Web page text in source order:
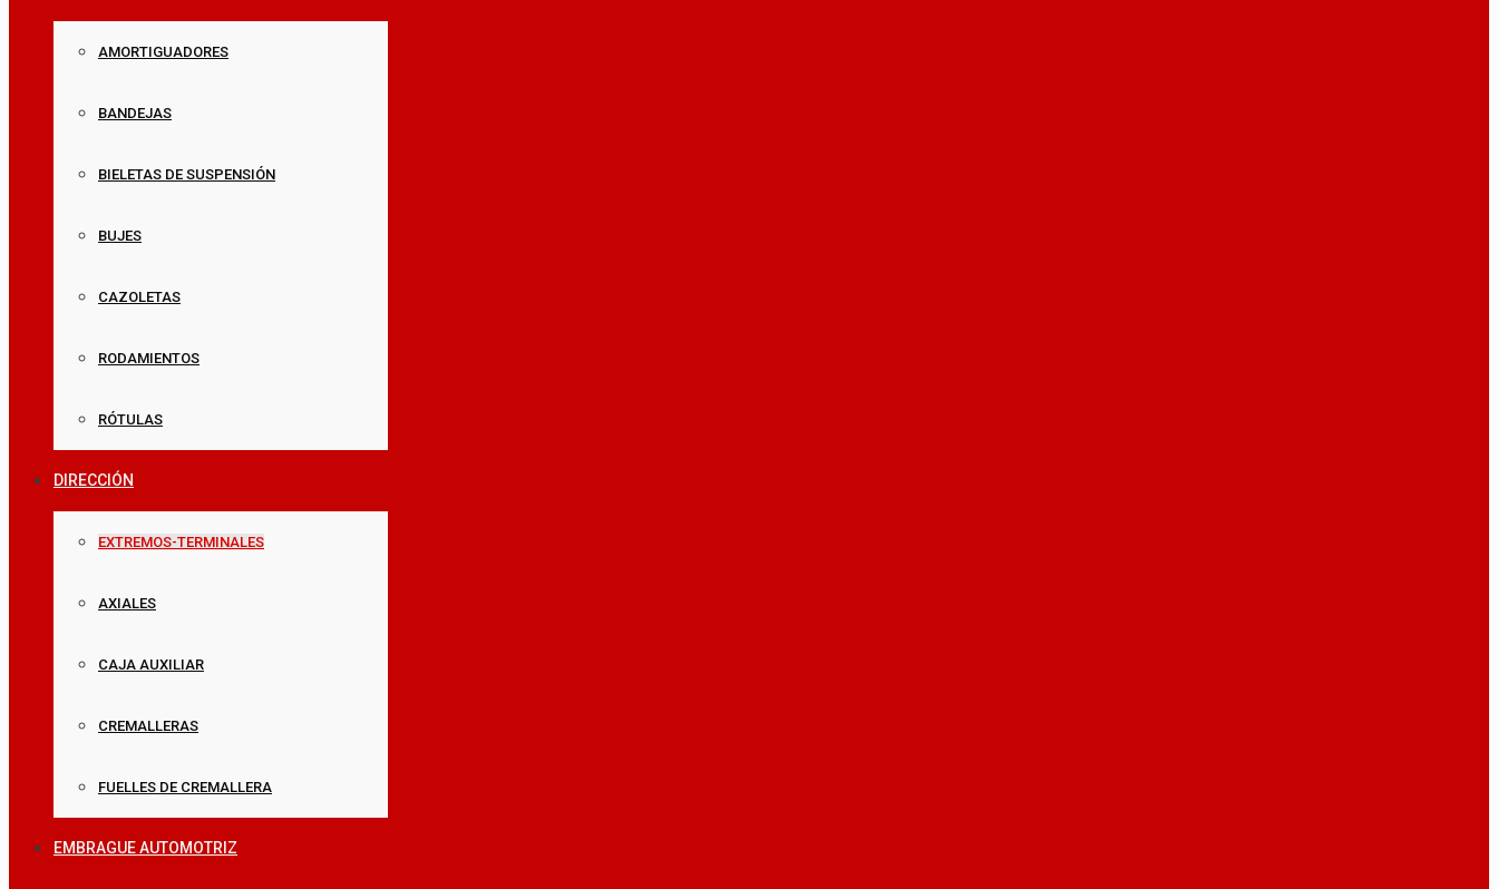
AMORTIGUADORES
BANDEJAS
BIELETAS DE SUSPENSIÓN
BUJES
CAZOLETAS
RODAMIENTOS
RÓTULAS
DIRECCIÓN
EXTREMOS-TERMINALES
AXIALES
CAJA AUXILIAR
CREMALLERAS
FUELLES DE CREMALLERA
EMBRAGUE AUTOMOTRIZ